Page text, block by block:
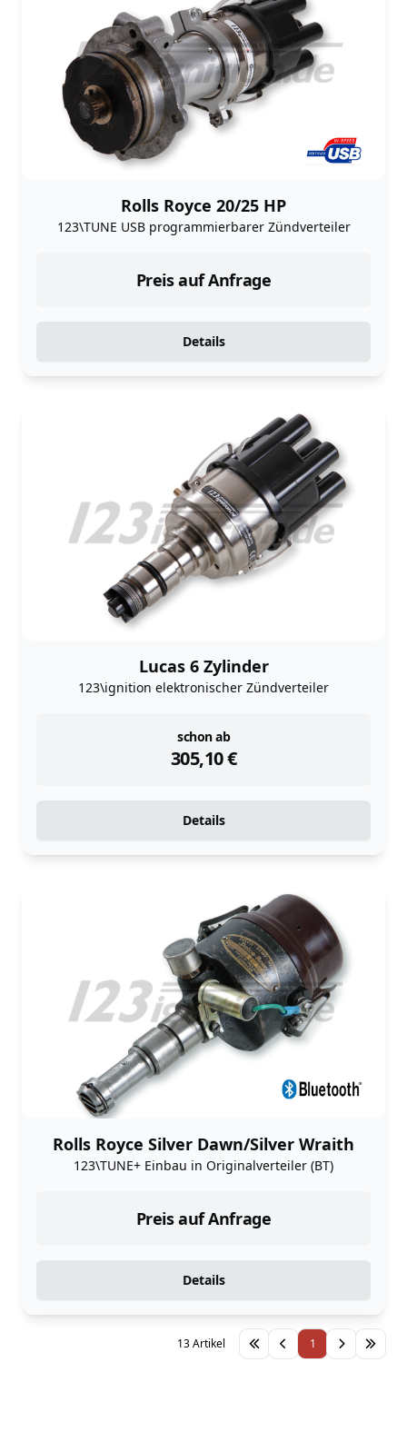
Rolls Royce 20/25 HP
123\TUNE USB programmierbarer Zündverteiler
Preis auf Anfrage
Details
Lucas 6 Zylinder
123\ignition elektronischer Zündverteiler
schon ab
305,10€
instock
Details
Rolls Royce Silver Dawn/Silver Wraith
123\TUNE+ Einbau in Originalverteiler (BT)
Preis auf Anfrage
Details
1
13 Artikel